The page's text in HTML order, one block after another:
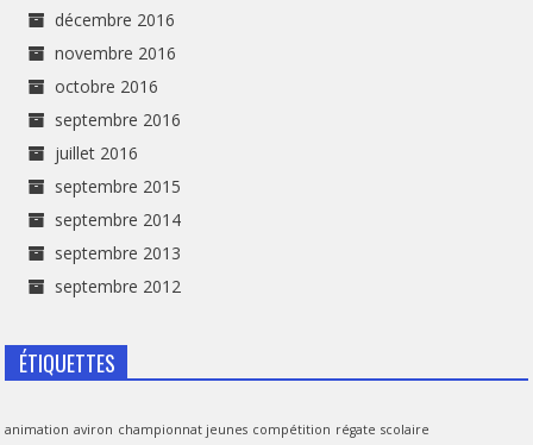
décembre 2016
novembre 2016
octobre 2016
septembre 2016
juillet 2016
septembre 2015
septembre 2014
septembre 2013
septembre 2012
ÉTIQUETTES
animation aviron championnat jeunes compétition régate scolaire